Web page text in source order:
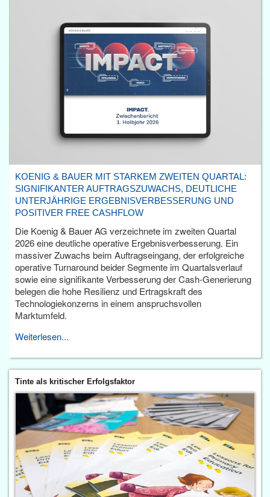
KOENIG & BAUER MIT STARKEM ZWEITEN QUARTAL:
SIGNIFIKANTER AUFTRAGSZUWACHS, DEUTLICHE
UNTERJÄHRIGE ERGEBNISVERBESSERUNG UND
POSITIVER FREE CASHFLOW
Die Koenig & Bauer AG verzeichnete im zweiten Quartal
2026 eine deutliche operative Ergebnisverbesserung. Ein
massiver Zuwachs beim Auftragseingang, der erfolgreiche
operative Turnaround beider Segmente im Quartalsverlauf
sowie eine signifikante Verbesserung der Cash-Generierung
belegen die hohe Resilienz und Ertragskraft des
Technologiekonzerns in einem anspruchsvollen
Marktumfeld.
Weiterlesen...
Tinte als kritischer Erfolgsfaktor